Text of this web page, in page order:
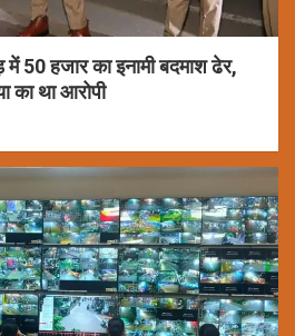
50 हजार का इनामी बदमाश ढेर,
का था आरोपी